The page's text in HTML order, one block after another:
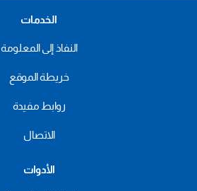
الخدمات
النفاذ إلى المعلومة
خريطة الموقع
روابط مفيدة
الاتصال
الأدوات